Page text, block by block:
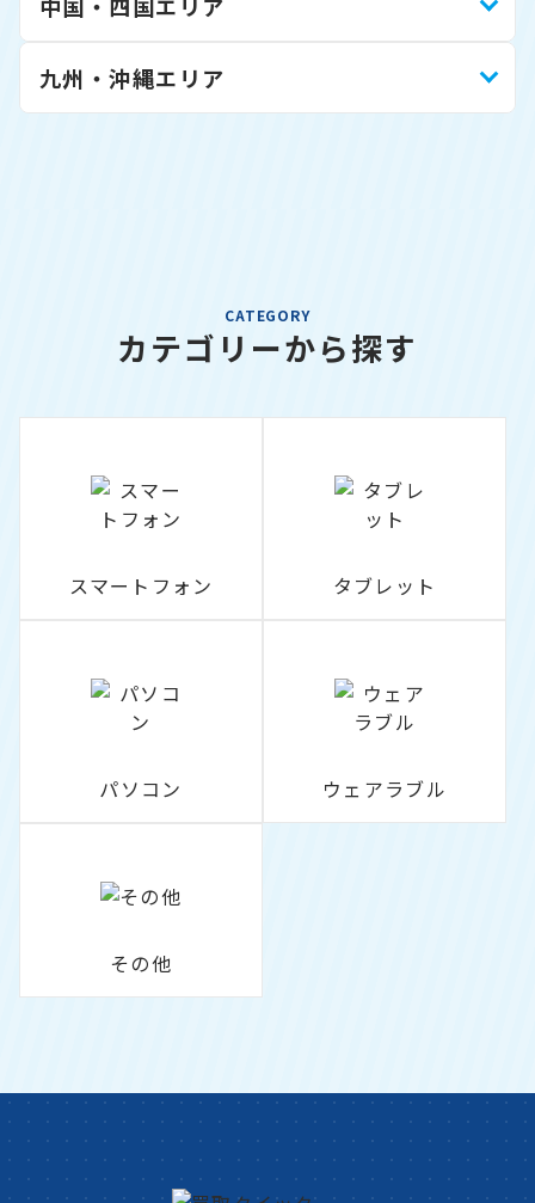
九州・沖縄エリア
CATEGORY
カテゴリーから探す
スマートフォン タブレット
パソコン ウェアラブル
その他